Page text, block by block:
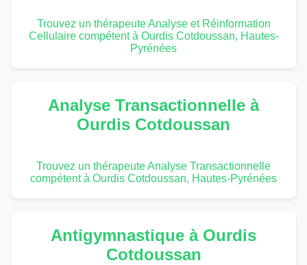
Trouvez un thérapeute Analyse et Réinformation
Cellulaire compétent à Ourdis Cotdoussan, Hautes-
Pyrénées
Analyse Transactionnelle à
Ourdis Cotdoussan
Trouvez un thérapeute Analyse Transactionnelle
compétent à Ourdis Cotdoussan, Hautes-Pyrénées
Antigymnastique à Ourdis
Cotdoussan